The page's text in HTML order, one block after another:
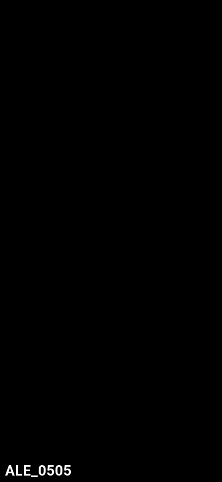
ALE_0505